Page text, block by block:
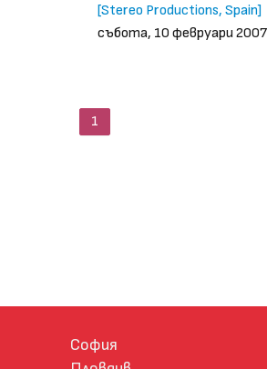
[Stereo Productions, Spain]
събота, 10 февруари
1
София